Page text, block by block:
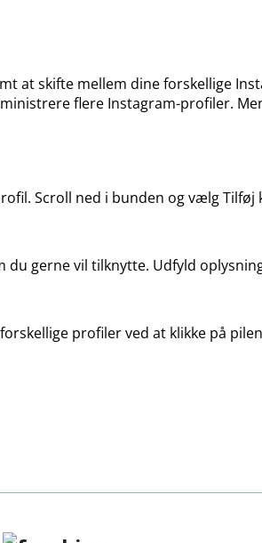
at skifte mellem dine forskellige
flere Instagram-profiler.
Scroll ned i bunden og vælg Tilføj
gerne vil tilknytte. Udfyld
profiler ved at klikke på